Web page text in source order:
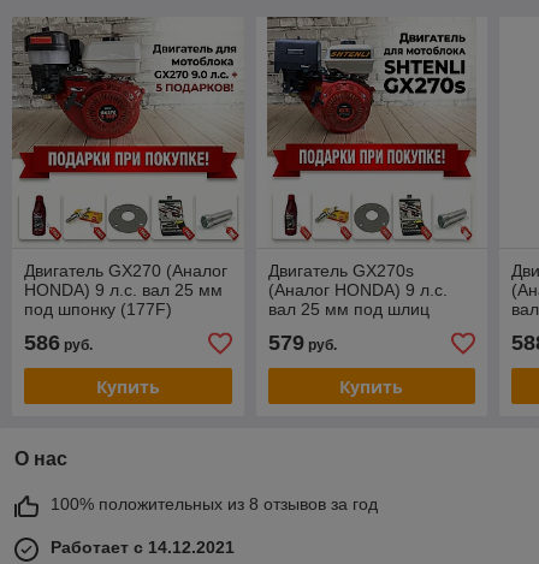
Двигатель GX270 (Аналог
HONDA) 9 л.с. вал 25 мм
под шпонку (177F)
586 руб.
Купить
Двигатель GX270s
(Аналог HONDA) 9 л.с.
вал 25 мм под шлиц
579руб.
Купить
О нас
100% положительных из 8 отзывов за год
Работает с 14.12.2021